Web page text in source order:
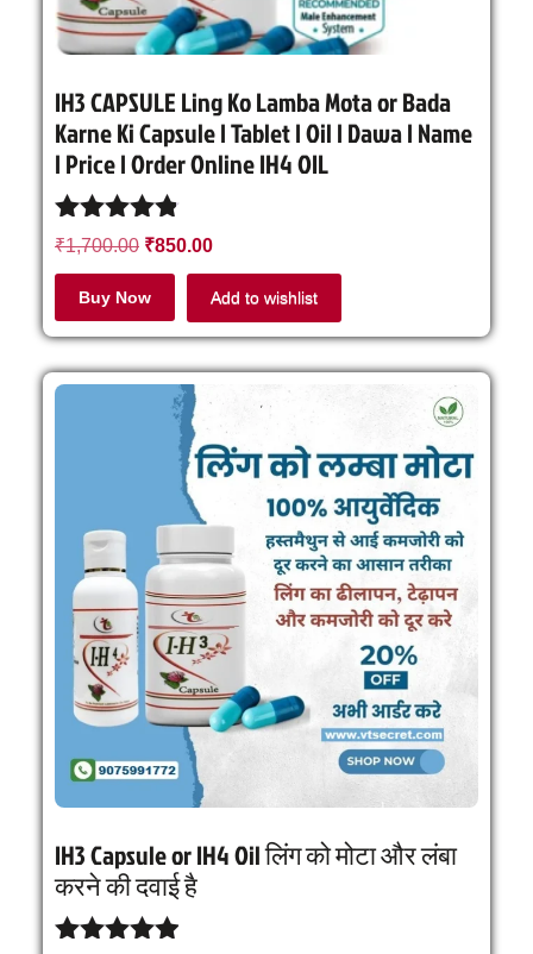
IH3 CAPSULE Ling Ko Lamba Mota or Bada
Karne Ki Capsule | Tablet | Oil | Dawa | Name
| Price | Order Online IH4 OIL
Rated
out of 5
₹1,700.00 ₹850.00
Buy Now Add to wishlist
IH3 Capsule or IH4 Oil लिंग को मोटा और लंबा
करने की दवाई है